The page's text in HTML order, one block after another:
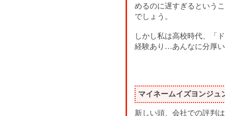
めるのに遅すぎるという
でしょう。
しかし私は高校時代、「
経験あり…あんなに分厚
マイネームイズヨンジュ
新しい頭、会社での評判